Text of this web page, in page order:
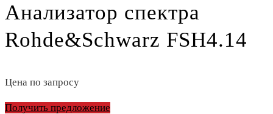
Анализатор спектра
Rohde&Schwarz FSH4.14
Цена по запросу
Получить предложение